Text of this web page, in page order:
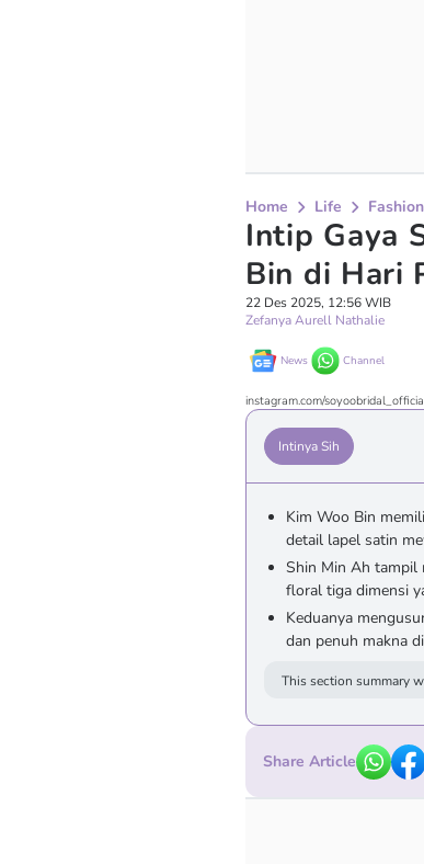
Home Life
Intip Gaya
Bin di Hari
22 Des 2025, 12:56 WIB
Zefanya Aurell Nathalie
News Channel
instagram.com/
Intinya Sih
Kim Woo Bin
detail lapel satin
Shin Min Ah tampil
floral tiga dimensi
Keduanya
dan penuh makna
This section summary
Share Article